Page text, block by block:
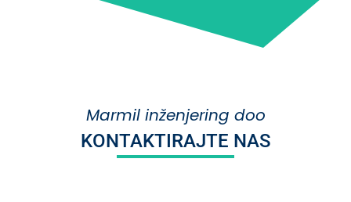
Marmil inženjering doo
KONTAKTIRAJTE NAS